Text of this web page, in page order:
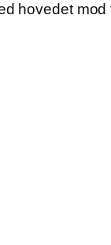
hovedet mod